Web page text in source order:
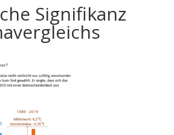
Signifikanz